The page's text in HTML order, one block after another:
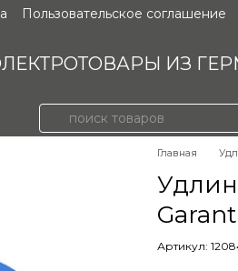
Пользовательское соглашение
ИЗ
Главная
Артикул: